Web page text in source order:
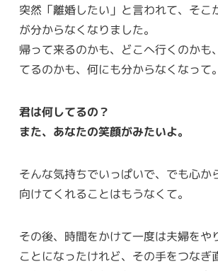
突然「離婚したい」と言われて、そこ
が分からなくなりました。
帰って来るのかも、どこへ行くのかも
てるのかも、何にも分からなくなって。
君は何してるの？
また、あなたの笑顔がみたいよ。
そんな気持ちでいっぱいで、でも心か
向けてくれることはもうなくて。
その後、時間をかけて一度は夫婦をや
ことになったけれど、その手をつなぎ